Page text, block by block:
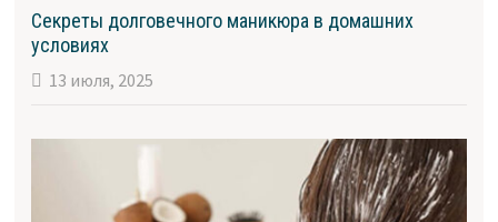
Секреты долговечного маникюра в домашних
условиях
13 июля, 2025